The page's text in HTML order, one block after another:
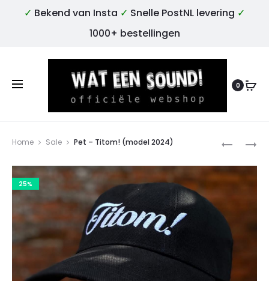
✓ Bekend van Insta ✓ Snelle PostNL levering ✓
1000+ bestellingen
0
TEGEL
EEN
SHIRT
Home Sale Pet – Titom! (model 2024)
25%